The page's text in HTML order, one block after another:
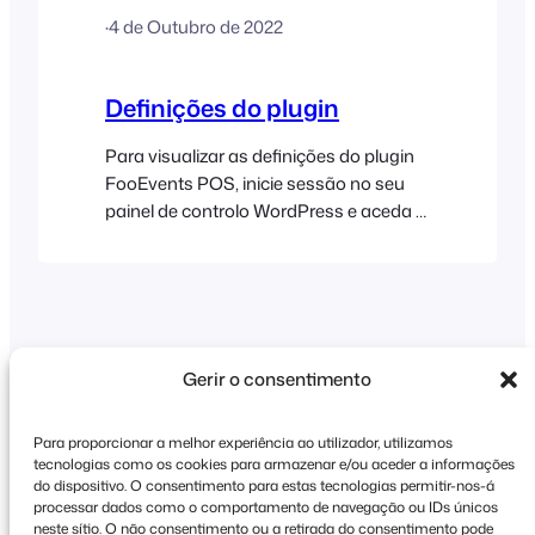
Gerir o consentimento
Para proporcionar a melhor experiência ao utilizador, utilizamos
tecnologias como os cookies para armazenar e/ou aceder a informações
do dispositivo. O consentimento para estas tecnologias permitir-nos-á
processar dados como o comportamento de navegação ou IDs únicos
neste sítio. O não consentimento ou a retirada do consentimento pode
which is built into FooEvents POS that is
·4 de Outubro de 2022
Definições do plugin
Para visualizar as definições do plugin
FooEvents POS, inicie sessão no seu
painel de controlo WordPress e aceda a
aplicação Check-ins do FooEvents
aparência personalizadas para o
FooEvents POS que foram
selecionadas para a aplicação Check-
ins. Título da aplicação…
Direitos de autor © 2026 FooEvents. Todos os
direitos reservados.